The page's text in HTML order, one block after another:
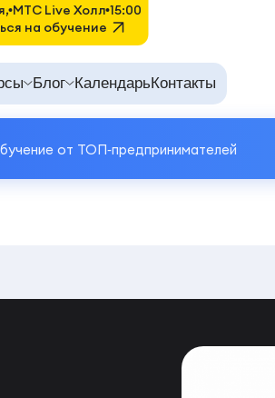
Блог КалендарьКонтакты
от ТОП‑предпринимателей
MTC Live Холл 15:00
на обучение